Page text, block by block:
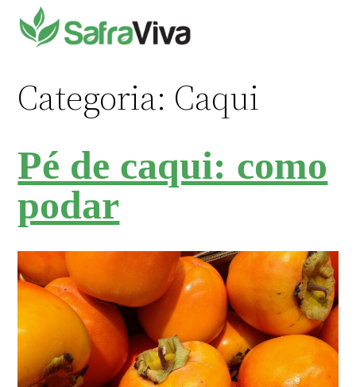
para
Categoria: Caqui
Pé de caqui: como
podar